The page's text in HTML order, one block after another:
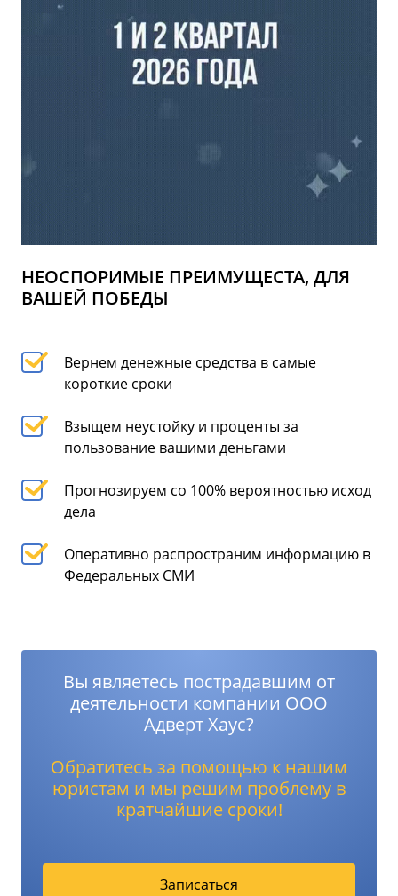
НЕОСПОРИМЫЕ ПРЕИМУЩЕСТА, ДЛЯ
ВАШЕЙ ПОБЕДЫ
Вернем денежные средства в самые
короткие сроки
Взыщем неустойку и проценты за
пользование вашими деньгами
Прогнозируем со 100% вероятностью исход
дела
Оперативно распространим информацию в
Федеральных СМИ
Вы являетесь пострадавшим от
деятельности компании ООО
Адверт Хаус?
Обратитесь за помощью к нашим
юристам и мы решим проблему в
кратчайшие сроки!
Записаться